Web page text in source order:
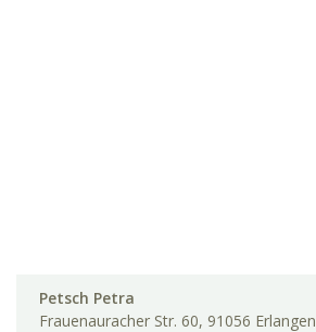
Petsch Petra
Frauenauracher Str. 60, 91056 Erlangen